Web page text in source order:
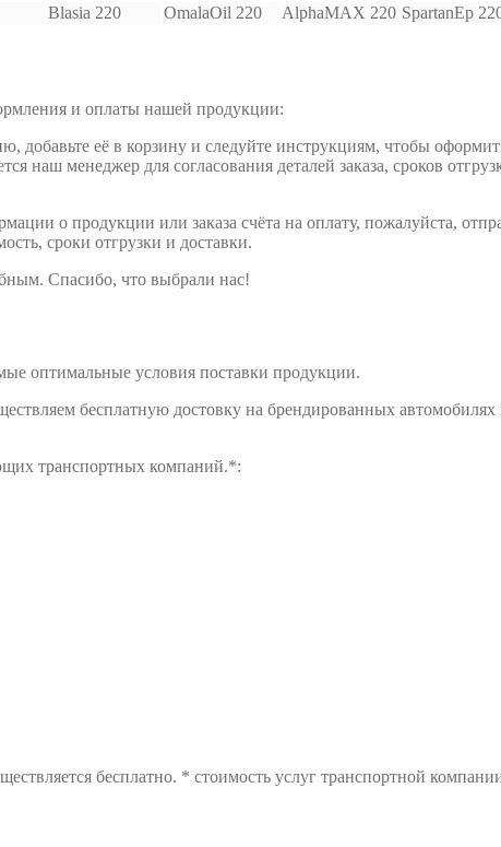
Blasia 220 OmalaOil 220 AlphaMAX 220 SpartanEp
и оплаты нашей продукции:
её в корзину и следуйте инструкциям, чтобы
наш менеджер для согласования деталей заказа, сроков
о продукции или заказа счёта на оплату, пожалуйста,
сроки отгрузки и доставки.
Спасибо, что выбрали нас!
оптимальные условия поставки продукции.
бесплатную достовку на брендированных
транспортных компаний.*:
бесплатно. * стоимость услуг транспортной